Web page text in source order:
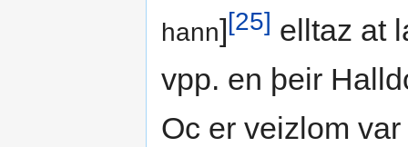
hann][25] elltaz at
vpp. en þeir
Oc er veizlom var